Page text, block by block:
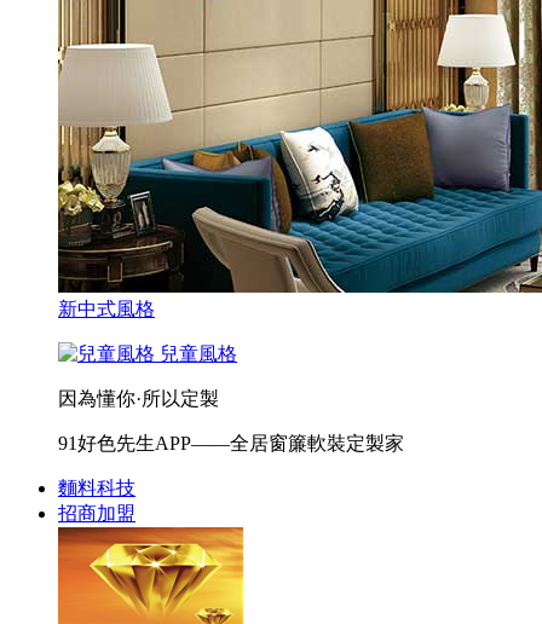
新中式風格
兒童風格
因為懂你·所以定製
91好色先生APP——全居窗簾軟裝定製家
麵料科技
招商加盟